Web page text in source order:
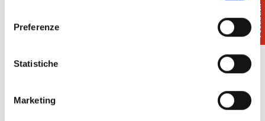
Preferenze
Statistiche
Marketing